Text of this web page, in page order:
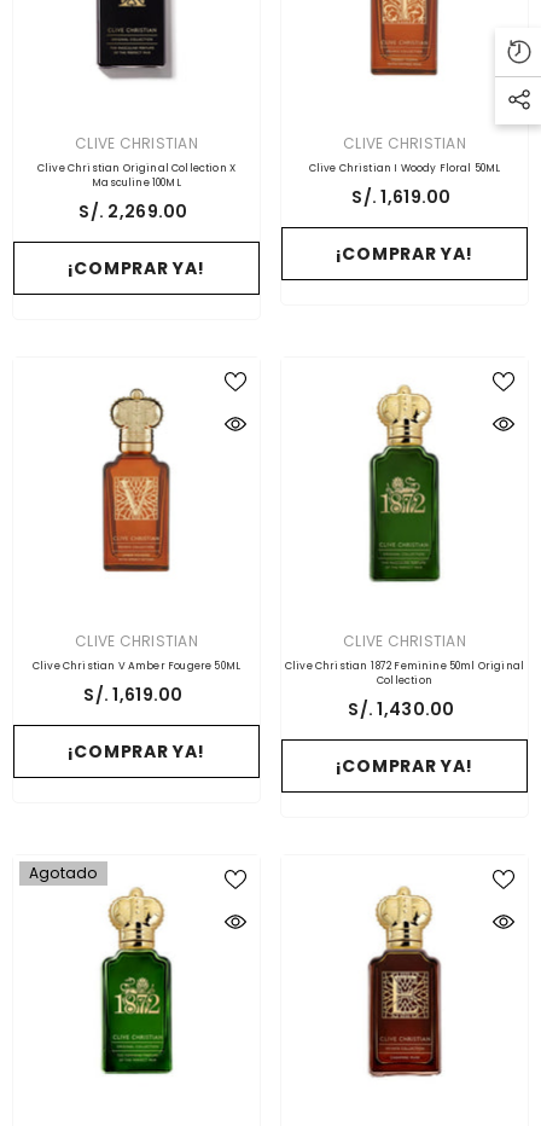
PROVEEDOR:CLIVE CHRISTIAN
Clive Christian Original Collection X
Masculine 100ML
S/. 2,269.00
¡COMPRAR YA!
PROVEEDOR:CLIVE CHRISTIAN
Clive Christian I Woody Floral 50ML
S/. 1,619.00
¡COMPRAR YA!
PROVEEDOR:CLIVE CHRISTIAN
Clive Christian V Amber Fougere 50ML
S/. 1,619.00
¡COMPRAR YA!
PROVEEDOR:CLIVE CHRISTIAN
Clive Christian 1872 Feminine 50ml Original
Collection
S/. 1,430.00
¡COMPRAR YA!
Agotado